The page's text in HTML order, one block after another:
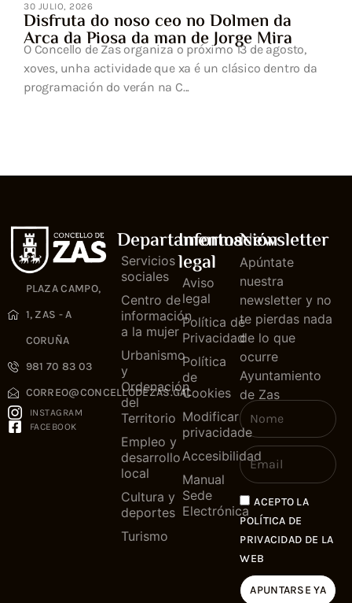
30 JULIO, 2026
Disfruta do noso ceo no Dolmen da
Arca da Piosa da man de Jorge Mira
O Concello de Zas organiza o próximo 13 de agosto,
xoves, unha actividade que xa é un clásico dentro da
programación do verán na C...
PLAZA CAMPO,
1, ZAS - A
CORUÑA
981 70 83 03
CORREO@CONCELLODEZAS.GAL
INSTAGRAM
FACEBOOK
Departamentos
Servicios
sociales
Centro de
información
a la mujer
Urbanismo
y
Ordenación
del
Territorio
Empleo y
desarrollo
local
Cultura y
deportes
Turismo
Información
legal
Aviso
legal
Política de
Privacidad
Política
de
Cookies
Modificar
privacidade
Accesibilidad
Manual
Sede
Electrónica
Newsletter
Apúntate
nuestra
newsletter y no
te pierdas nada
de lo que
ocurre
Ayuntamiento
de Zas
ACEPTO LA
POLÍTICA DE
PRIVACIDAD DE LA
WEB
APUNTARSE YA